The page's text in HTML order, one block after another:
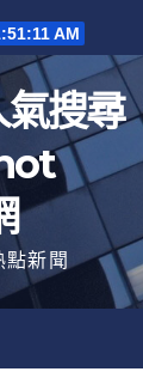
AM
搜尋
點新聞